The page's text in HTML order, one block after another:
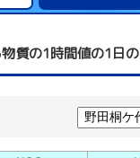
質の1時間値の1日